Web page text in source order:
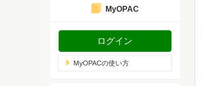
MyOPAC
ログイン
MyOPACの使い方